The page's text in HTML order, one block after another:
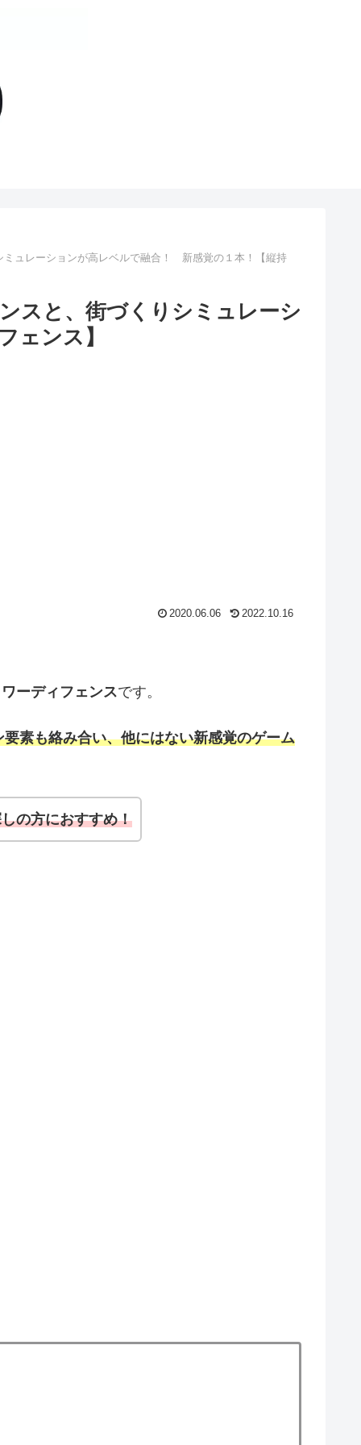
ュレーションが高レベルで融合！ 新感覚の１本！【縦持
と、街づくりシミュレーシ
ェンス】
2020.06.06 2022.10.16
ーディフェンスです。
素も絡み合い、他にはない新感覚のゲーム
の方におすすめ！